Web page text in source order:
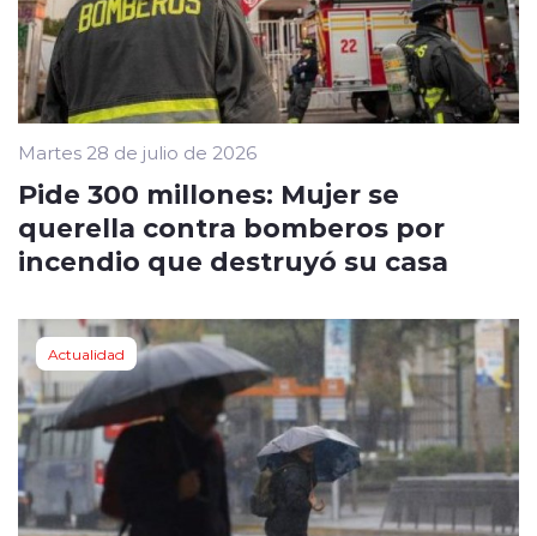
Martes 28 de julio de 2026
Pide 300 millones: Mujer se
querella contra bomberos por
incendio que destruyó su casa
Actualidad